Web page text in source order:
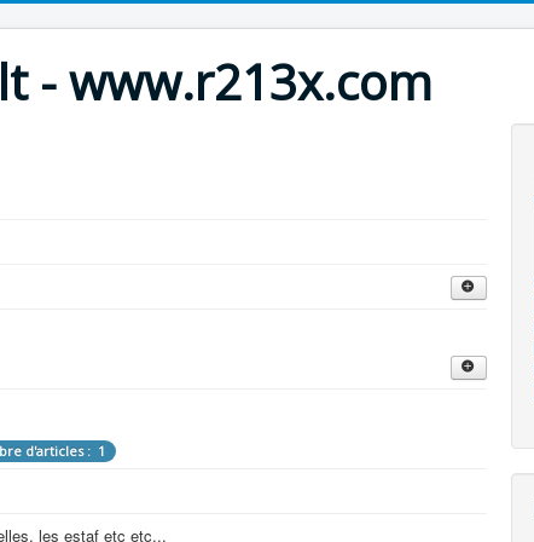
- www.r213x.com
d'époque.
d'articles : 1
les estaf etc etc...